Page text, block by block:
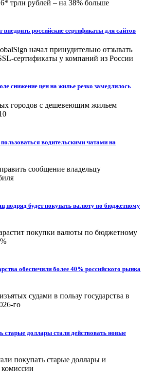
трлн рублей – на 38% больше
российские сертификаты для сайтов
начал принудительно отзывать
сертификаты у компаний из России
снижение цен на жилье резко замедлилось
городов с дешевеющим жильем
водительскими чатами на
сообщение владельцу
подряд будет покупать валюту по бюджетному
покупки валюты по бюджетному
обеспечили более 40% российского рынка
судами в пользу государства в
го
доллары стали действовать новые
покупать старые доллары и
комиссии